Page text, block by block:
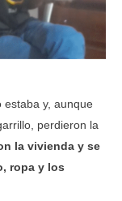
estaba y, aunque
perdieron la
la vivienda y se
ropa y los